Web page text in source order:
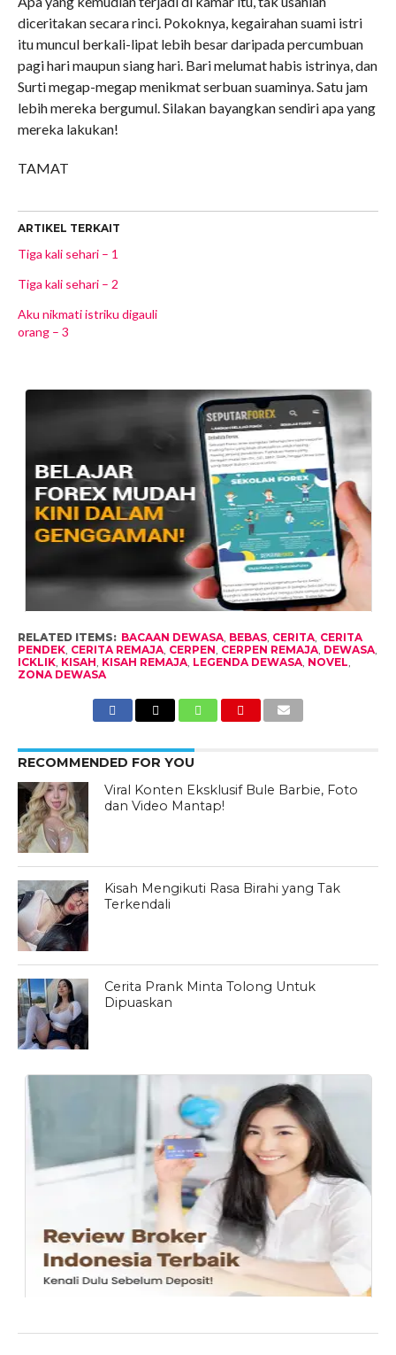
diceritakan secara rinci. Pokoknya, kegairahan suami istri
itu muncul berkali-lipat lebih besar daripada percumbuan
pagi hari maupun siang hari. Bari melumat habis istrinya, dan
Surti megap-megap menikmat serbuan suaminya. Satu jam
lebih mereka bergumul. Silakan bayangkan sendiri apa yang
mereka lakukan!
TAMAT
ARTIKEL TERKAIT
Tiga kali sehari – 1
Tiga kali sehari – 2
Aku nikmati istriku digauli
orang – 3
RELATED ITEMS: BACAAN DEWASA, BEBAS, CERITA, CERITA
PENDEK, CERITA REMAJA, CERPEN, CERPEN REMAJA, DEWASA,
ICKLIK, KISAH, KISAH REMAJA, LEGENDA DEWASA, NOVEL,
ZONA DEWASA
RECOMMENDED FOR YOU
Viral Konten Eksklusif Bule Barbie, Foto
dan Video Mantap!
Kisah Mengikuti Rasa Birahi yang Tak
Terkendali
Cerita Prank Minta Tolong Untuk
Dipuaskan